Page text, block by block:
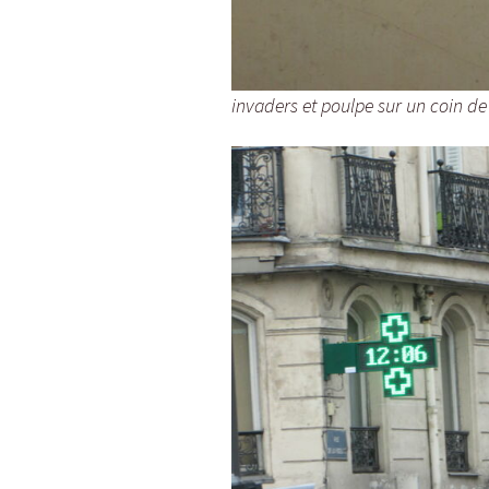
invaders et poulpe sur un coin